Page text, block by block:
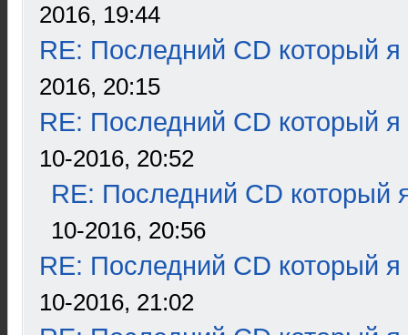
2016, 19:44
RE: Последний CD который я
2016, 20:15
RE: Последний CD который я
10-2016, 20:52
RE: Последний CD который
10-2016, 20:56
RE: Последний CD который я
10-2016, 21:02